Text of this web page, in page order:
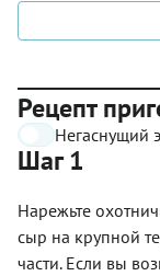
Рецепт
Негаснущий
Шаг 1
Нарежьте
сыр на крупной
части. Если вы